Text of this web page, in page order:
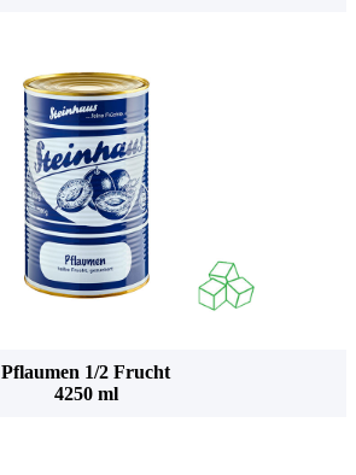
Pflaumen 1/2 Frucht
4250 ml